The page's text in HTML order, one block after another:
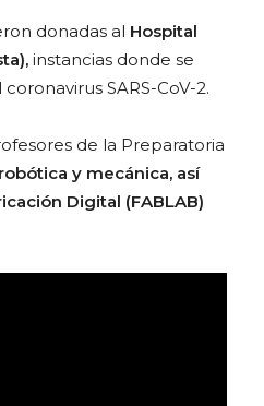
donadas al Hospital
instancias donde se
SARS-CoV-2.
de la Preparatoria
y mecánica, así
Digital (FABLAB)